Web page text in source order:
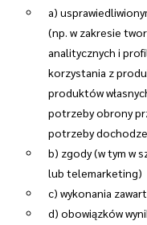
a)
(np. w zakresie
analitycznych i
korzystania z
produktów
potrzeby obrony
potrzeby
b) zgody (w tym w
lub telemarketing)
c) wykonania
d) obowiązków